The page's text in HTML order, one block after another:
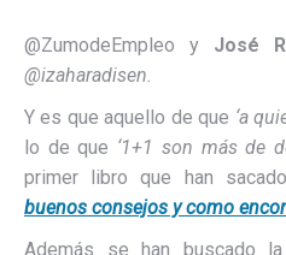
@ZumodeEmpleo y José
@izaharadisen.
Y es que aquello de que ‘a
lo de que ‘1+1 son más de
primer libro que han
buenos consejos y como
Además se han buscado